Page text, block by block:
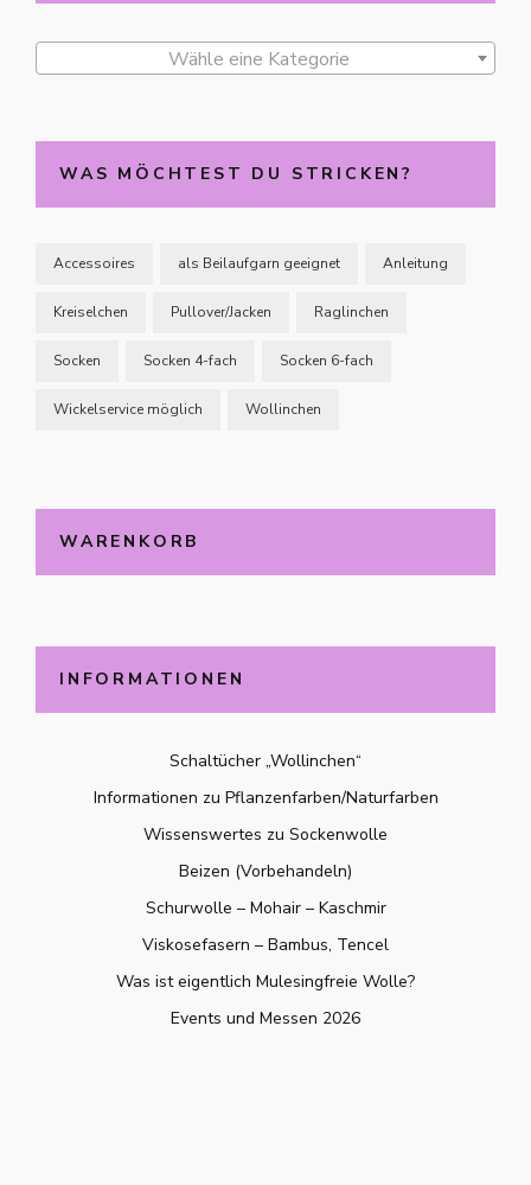
Wähle eine Kategorie
WAS MÖCHTEST DU STRICKEN?
Accessoires als Beilaufgarn geeignet Anleitung
Kreiselchen Pullover/Jacken Raglinchen
Socken Socken 4-fach Socken 6-fach
Wickelservice möglich Wollinchen
WARENKORB
INFORMATIONEN
Schaltücher „Wollinchen“
Informationen zu Pflanzenfarben/Naturfarben
Wissenswertes zu Sockenwolle
Beizen (Vorbehandeln)
Schurwolle – Mohair – Kaschmir
Viskosefasern – Bambus, Tencel
Was ist eigentlich Mulesingfreie Wolle?
Events und Messen 2026